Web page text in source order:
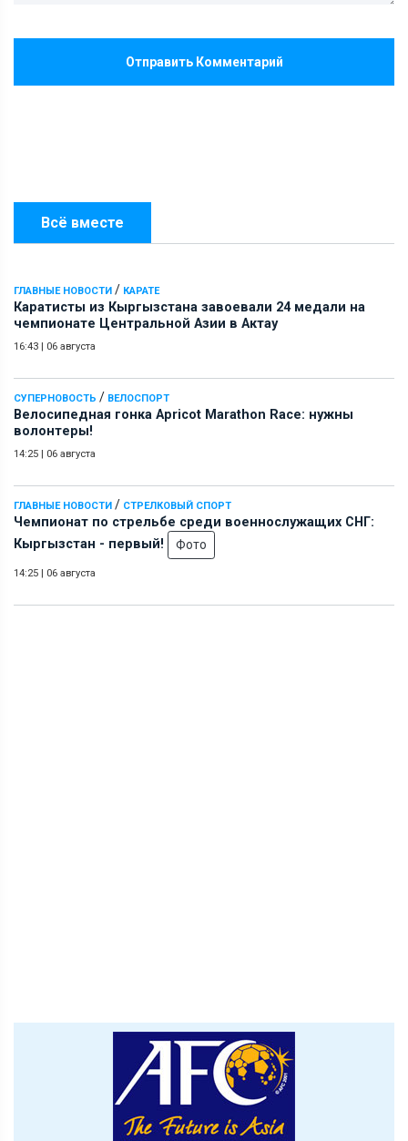
Всё вместе
ГЛАВНЫЕ НОВОСТИ / КАРАТЕ
Каратисты из Кыргызстана завоевали 24 медали на
чемпионате Центральной Азии в Актау
16:43 | 06 августа
СУПЕРНОВОСТЬ / ВЕЛОСПОРТ
Велосипедная гонка Apricot Marathon Race: нужны
волонтеры!
14:25 | 06 августа
ГЛАВНЫЕ НОВОСТИ / СТРЕЛКОВЫЙ СПОРТ
Чемпионат по стрельбе среди военнослужащих СНГ:
Кыргызстан - первый!
Фото
14:25 | 06 августа
Отправить Комментарий